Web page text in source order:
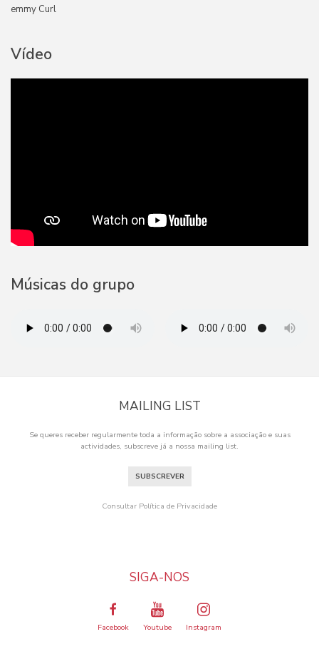
emmy Curl
Vídeo
Músicas do grupo
MAILING LIST
Se queres receber regularmente toda a informação sobre a associação e suas
actividades, subscreve já a nossa mailing list.
SUBSCREVER
Consultar Política de Privacidade
SIGA-NOS
Facebook Youtube Instagram